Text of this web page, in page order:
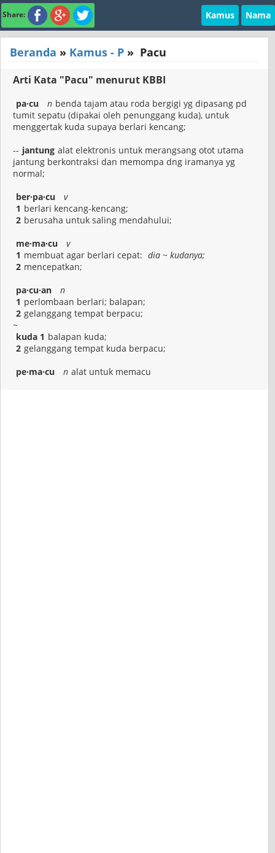
Share: Kamus Nama
Beranda » Kamus - P » Pacu
Arti Kata "Pacu" menurut KBBI
pa·cu n benda tajam atau roda bergigi yg dipasang pd
tumit sepatu (dipakai oleh penunggang kuda), untuk
menggertak kuda supaya berlari kencang;
-- jantung alat elektronis untuk merangsang otot utama
jantung berkontraksi dan memompa dng iramanya yg
normal;
ber·pa·cu
v
1 berlari kencang-kencang;
2 berusaha untuk saling mendahului;
me·ma·cu
v
1 membuat agar berlari cepat: dia ~ kudanya;
2 mencepatkan;
pa·cu·an
n
1 perlombaan berlari; balapan;
2 gelanggang tempat berpacu;
~
kuda 1 balapan kuda;
2 gelanggang tempat kuda berpacu;
pe·ma·cu
n alat untuk memacu